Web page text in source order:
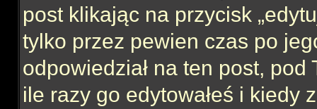
post klikając na przycisk
tylko przez pewien czas po
odpowiedział na ten post,
ile razy go edytowałeś i kiedy